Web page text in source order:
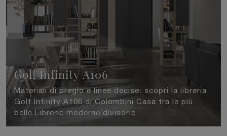
Golf Infinity A106
Materiali di pregio e linee decise: scopri la libreria
Golf Infinity A106 di Colombini Casa tra le più
belle Librerie moderne divisorie.